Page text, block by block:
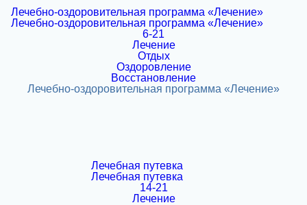
6-21
Лечение
Отдых
Оздоровление
Восстановление
14-21
Лечение